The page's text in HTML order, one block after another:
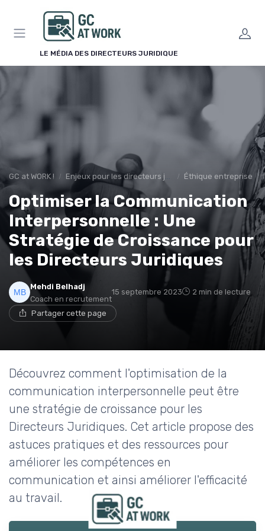
LE MÉDIA DES DIRECTEURS JURIDIQUE
GC at WORK ! Enjeux pour les directeurs juridiques Éthique entreprise
Optimiser la Communication
Interpersonnelle : Une
Stratégie de Croissance pour
les Directeurs Juridiques
Mehdi Belhadj
Coach en recrutement
15 septembre 2023 2 min de lecture
Partager cette page
Découvrez comment l'optimisation de la
communication interpersonnelle peut être
une stratégie de croissance pour les
Directeurs Juridiques. Cet article propose des
astuces pratiques et des ressources pour
améliorer les compétences en
communication et ainsi améliorer l'efficacité
au travail.